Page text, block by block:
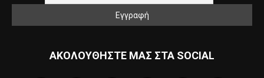
ΑΚΟΛΟΥΘΗΣΤΕ ΜΑΣ ΣΤΑ SOCIAL